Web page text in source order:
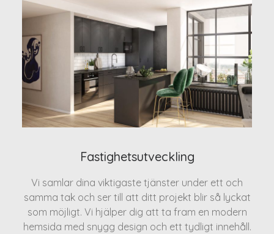
Fastighetsutveckling
Vi samlar dina viktigaste tjänster under ett och
samma tak och ser till att ditt projekt blir så lyckat
som möjligt. Vi hjälper dig att ta fram en modern
hemsida med snygg design och ett tydligt innehåll.